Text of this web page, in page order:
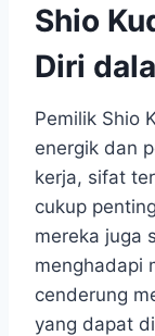
Shio
Diri
Pemilik Shio
energik dan
kerja, sifat
cukup
mereka juga
menghadapi
cenderung
yang dapat